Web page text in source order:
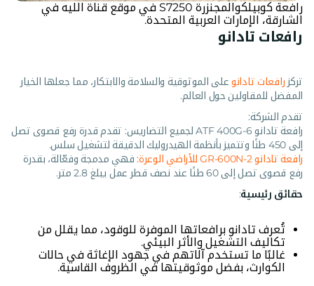
رافعة كوبيلكوالمجنزرة S7250 في موقع قناة الليه في
الشارقة، الإمارات العربية المتحدة.
رافعات تادانو
تركز رافعات تادانوعلى الموثوقية والسلامة والابتكار، مما جعلها الخيار
المفضل للمقاولين حول العالم.
تقدم الشركة:
رافعة تادانو ATF 400G-6 لجميع التضاريس: تقدم قدرة رفع قصوى تصل
إلى 450 طنًا وتتميز بأنظمة الهيدروليك الدقيقة لتشغيل سلس.
رافعة تادانو GR-600N-2 للأراضي الوعرة
: فهي مدمجة وفعّالة، بقدرة
رفع قصوى تصل إلى 60 طنًا عند نصف قطر عمل يبلغ 2.8 متر.
حقائق رئيسية:
تُعرف تادانو برافعاتها الموفرة للوقود، مما يقلل من
تكاليف التشغيل والأثر البيئي.
غالبًا ما تستخدم آلاتهم في جهود الإغاثة في حالات
الكوارث، بفضل موثوقيتها في الظروف القاسية.